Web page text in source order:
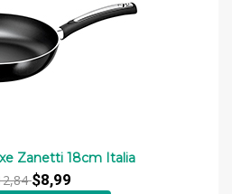
Zanetti 18cm Italia
$8,99